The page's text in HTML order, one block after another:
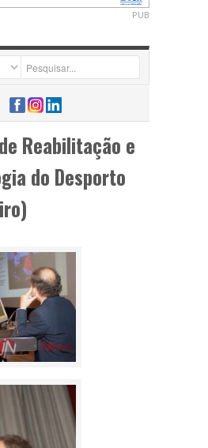
PUB
Reabilitação e
do Desporto